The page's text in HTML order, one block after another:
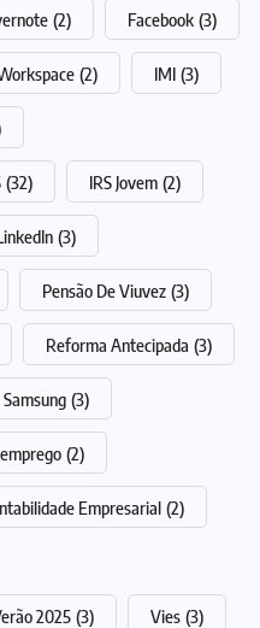
(2) Facebook (3)
(2) IMI (3)
(32) IRS Jovem (2)
(3)
Pensão De Viuvez (3)
Reforma Antecipada (3)
Samsung (3)
(2)
Empresarial (2)
2025 (3) Vies (3)